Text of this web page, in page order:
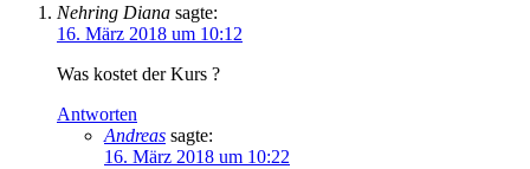
Nehring Diana sagte:
16. März 2018 um 10:12
Was kostet der Kurs ?
Antworten
Andreas sagte:
16. März 2018 um 10:22